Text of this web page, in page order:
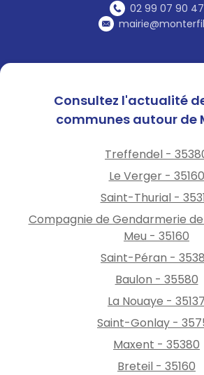
02 99 07 90 47
Merci de le prendre en
Consultez l'actualité
communes autour de
Treffendel -
Le Verger - 35160
Saint-Thurial -
Compagnie de Gendarmerie
Meu - 35160
Saint-Péran -
Baulon - 35580
La Nouaye - 35137
Saint-Gonlay -
Maxent - 35380
Breteil - 35160